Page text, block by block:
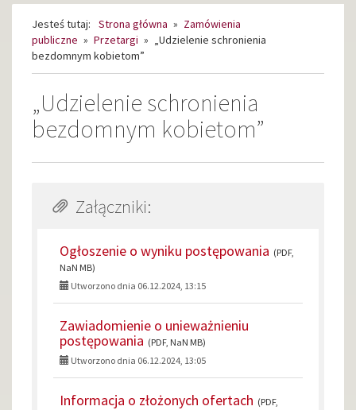
Jesteś tutaj: Strona główna » Zamówienia
publiczne » Przetargi » „Udzielenie schronienia
bezdomnym kobietom”
„Udzielenie schronienia
bezdomnym kobietom”
Załączniki:
Ogłoszenie o wyniku postępowania (PDF,
NaN MB)
Utworzono dnia 06.12.2024, 13:15
Zawiadomienie o unieważnieniu
postępowania (PDF, NaN MB)
Utworzono dnia 06.12.2024, 13:05
Informacja o złożonych ofertach (PDF,